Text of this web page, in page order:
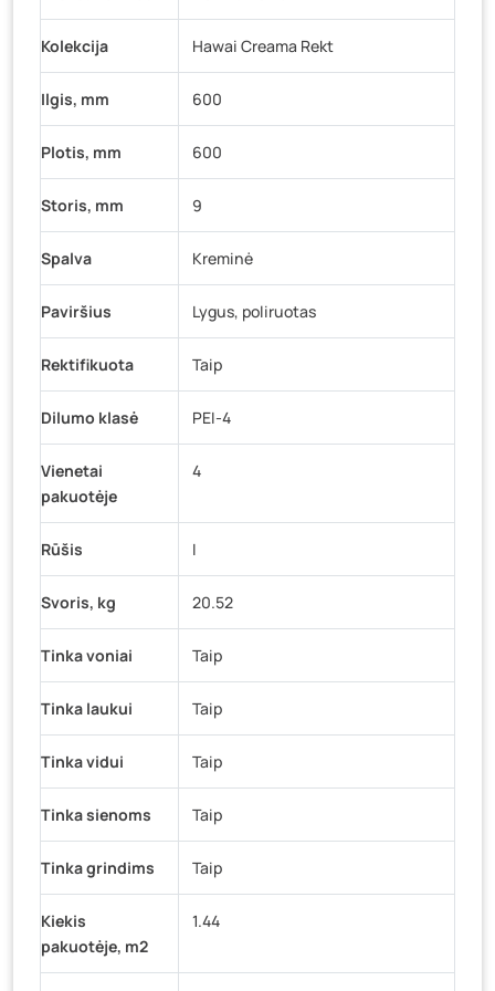
Kolekcija Hawai Creama Rekt
Ilgis, mm 600
Plotis, mm 600
Storis, mm 9
Spalva Kreminė
Paviršius Lygus, poliruotas
Rektifikuota Taip
Dilumo klasė PEI-4
Vienetai
pakuotėje
4
Rūšis I
Svoris, kg 20.52
Tinka voniai Taip
Tinka laukui Taip
Tinka vidui Taip
Tinka sienoms Taip
Tinka grindims Taip
Kiekis
pakuotėje, m2
1.44